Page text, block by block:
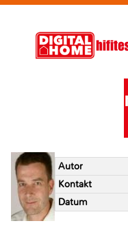
Autor
Kontakt
Datum